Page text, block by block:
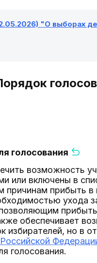
"О выборах
голосования
возможность
или включены в
причинам прибыть
ухода
обеспечивает
избирателей, но в
голосования.